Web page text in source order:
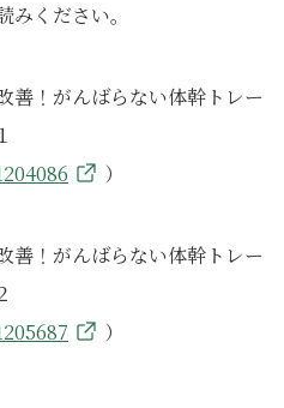
ください。
善！がんばらない体幹トレー
）
善！がんばらない体幹トレー
）